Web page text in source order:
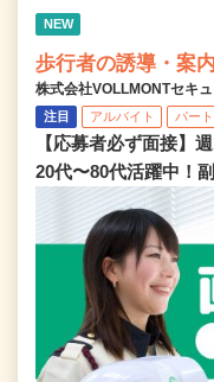
NEW
歩行者の誘導・案
株式会社VOLLMONTセキ
注目 アルバイト パート
【応募者必ず面接】
20代〜80代活躍中！